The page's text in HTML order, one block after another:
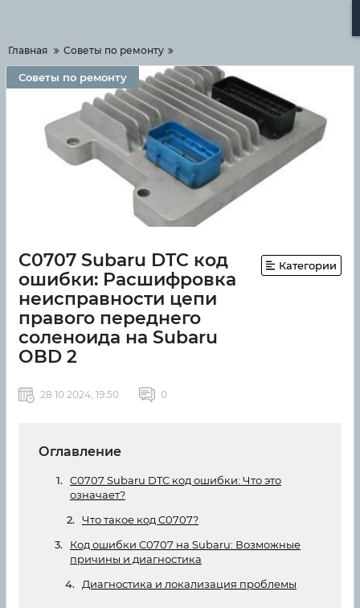
Главная Советы по ремонту
Советы по ремонту
C0707 Subaru DTC код
ошибки: Расшифровка
неисправности цепи
правого переднего
соленоида на Subaru
OBD 2
Категории
28 10 2024, 19:50 0
Оглавление
C0707 Subaru DTC код ошибки: Что это
означает?
Что такое код C0707?
Код ошибки C0707 на Subaru: Возможные
причины и диагностика
Диагностика и локализация проблемы